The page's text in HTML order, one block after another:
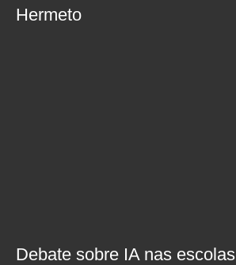
Hermeto
Debate sobre IA nas escolas